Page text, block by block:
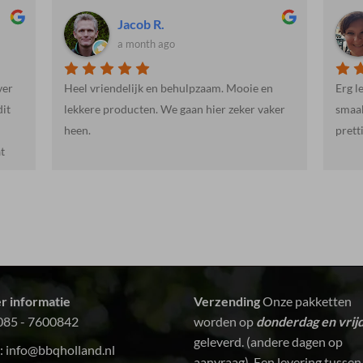
Martienne R.
a month ago
Erg lekker, mals halalvlees. Ook de vis
smaakte erg goed. De levering was snel en
prettig. Kortom: een aanrader!
informatie
- 7600842
info@bbqholland.nl
VerzendingOnze pakketten
worden op donderdag en
geleverd. (andere dagen op